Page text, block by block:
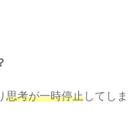
思考が一時停止してしま